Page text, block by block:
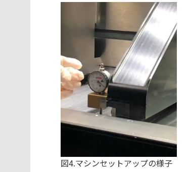
図4.マシンセットアップの様子